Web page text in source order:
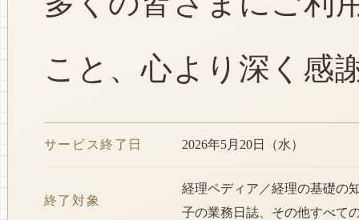
こと、心より深く感
サービス終了日 2026年5月20日（水）
終了対象
経理ペディア／経理の基礎の
子の業務日誌、その他すべて